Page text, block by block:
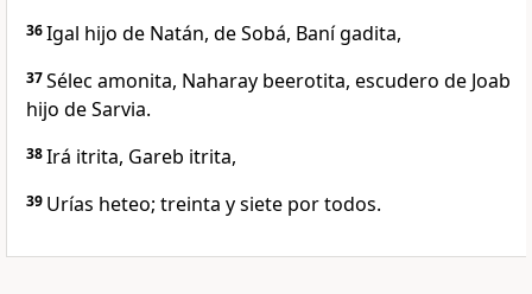
36Igal hijo de Natán, de Sobá, Baní gadita,
37Sélec amonita, Naharay beerotita, escudero de Joab
hijo de Sarvia.
38Irá itrita, Gareb itrita,
39 Urías heteo; treinta y siete por todos.